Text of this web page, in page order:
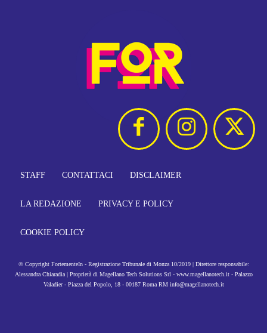
STAFF CONTATTACI DISCLAIMER
LA REDAZIONE PRIVACY E POLICY
COOKIE POLICY
© Copyright FortementeIn - Registrazione Tribunale di Monza 10/2019 | Direttore responsabile:
Alessandra Chiaradia | Proprietà di Magellano Tech Solutions Srl - www.magellanotech.it - Palazzo
Valadier - Piazza del Popolo, 18 - 00187 Roma RM info@magellanotech.it